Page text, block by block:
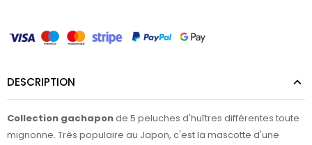
DESCRIPTION
Collection gachaponde 5 peluches d'huîtres différentes toute
mignonne. Très populaire au Japon, c'est la mascotte d'une